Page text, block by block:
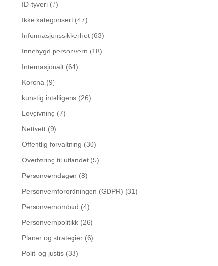
ID-tyveri(7)
Ikke kategorisert(47)
Informasjonssikkerhet(63)
Innebygd personvern (18)
Internasjonalt(64)
Korona (9)
kunstig intelligens(26)
Lovgivning (7)
Nettvett(9)
Offentlig forvaltning (30)
Overføring til utlandet(5)
Personverndagen (8)
Personvernforordningen (GDPR) (31)
Personvernombud (4)
Personvernpolitikk(26)
Planer og strategier(6)
Politi og justis(33)